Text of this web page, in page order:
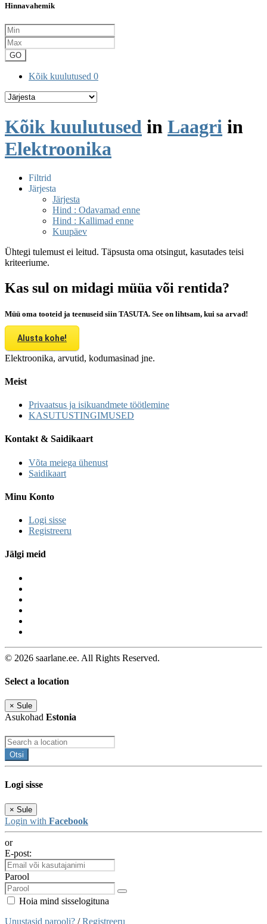
Hinnavahemik
GO
Kõik kuulutused 0
Kõik kuulutused in Laagri in
Elektroonika
Filtrid
Järjesta
Järjesta
Hind : Odavamad enne
Hind : Kallimad enne
Kuupäev
Ühtegi tulemust ei leitud. Täpsusta oma otsingut, kasutades teisi
kriteeriume.
Kas sul on midagi müüa või rentida?
Müü oma tooteid ja teenuseid siin TASUTA. See on lihtsam, kui sa arvad!
Alusta kohe!
Elektroonika, arvutid, kodumasinad jne.
Meist
Privaatsus ja isikuandmete töötlemine
KASUTUSTINGIMUSED
Kontakt & Saidikaart
Võta meiega ühenust
Saidikaart
Minu Konto
Logi sisse
Registreeru
Jälgi meid
© 2026 saarlane.ee. All Rights Reserved.
Select a location
× Sule
Asukohad Estonia
Otsi
Logi sisse
× Sule
Login with Facebook
or
E-post:
Parool
Hoia mind sisselogituna
Unustasid parooli? /Registreeru